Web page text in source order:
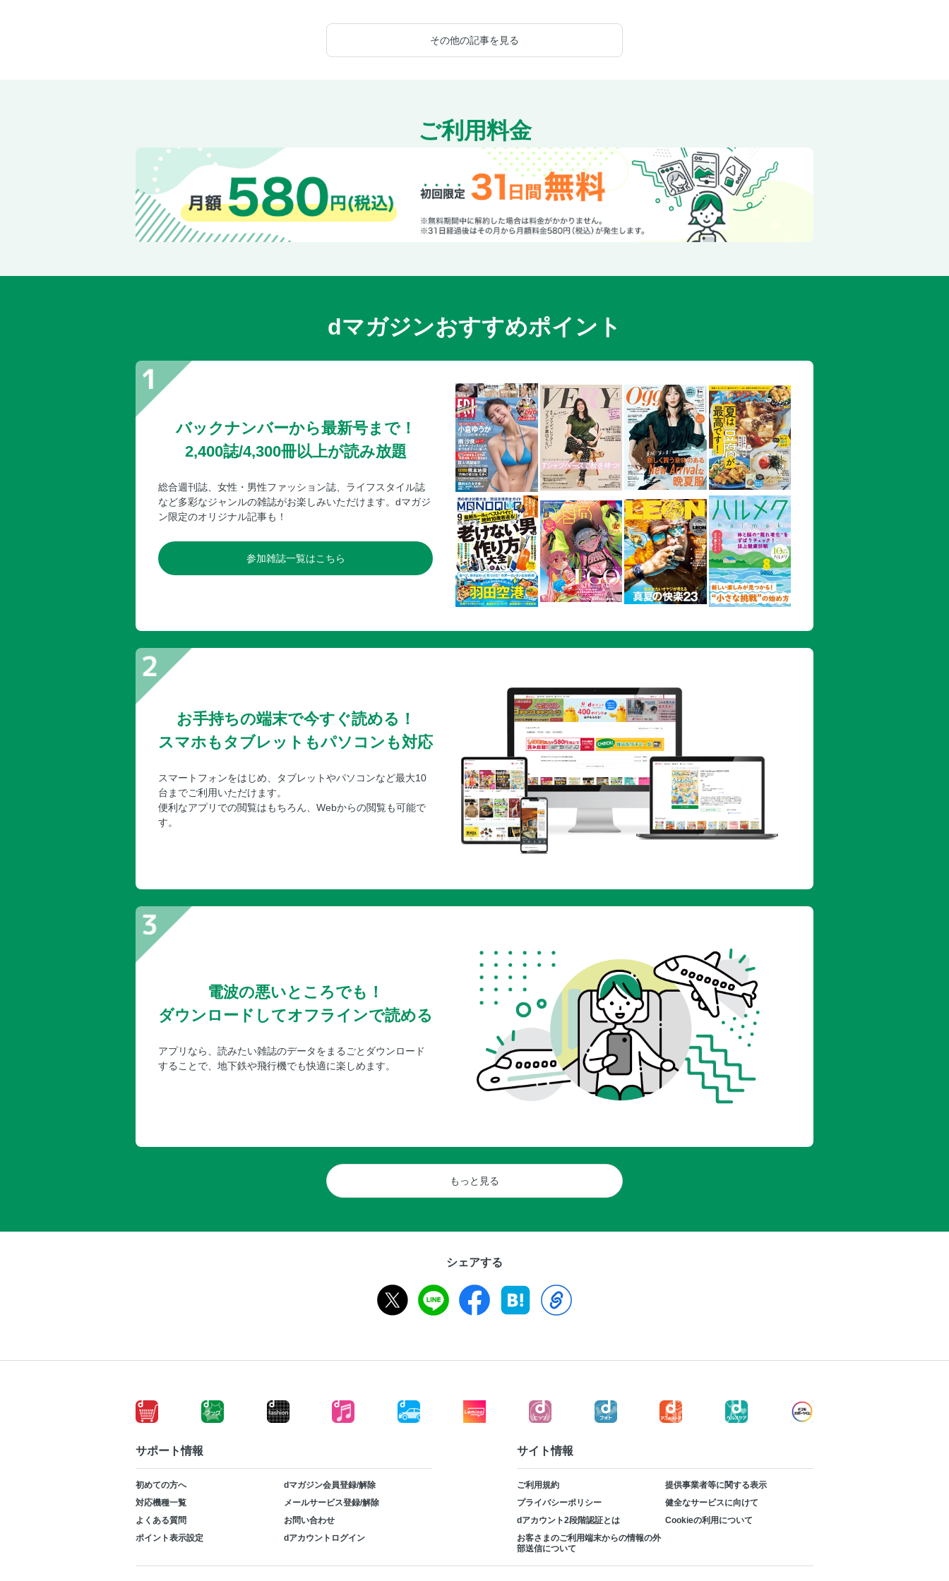
その他の記事を見る
ご利用料金
dマガジンおすすめポイント
バックナンバーから最新号まで！
2,400誌/4,300冊以上が読み放題
総合週刊誌、女性・男性ファッション誌、ライフスタイル誌
など多彩なジャンルの雑誌がお楽しみいただけます。dマガジ
ン限定のオリジナル記事も！
参加雑誌一覧はこちら
お手持ちの端末で今すぐ読める！
スマホもタブレットもパソコンも対応
スマートフォンをはじめ、タブレットやパソコンなど最大10
台までご利用いただけます。
便利なアプリでの閲覧はもちろん、Webからの閲覧も可能で
す。
電波の悪いところでも！
ダウンロードしてオフラインで読める
アプリなら、読みたい雑誌のデータをまるごとダウンロード
することで、地下鉄や飛行機でも快適に楽しめます。
もっと見る
シェアする
サポート情報
初めての方へ
dマガジン会員登録/解除
対応機種一覧
メールサービス登録/解除
よくある質問
お問い合わせ
ポイント表示設定
dアカウントログイン
サイト情報
ご利用規約
提供事業者等に関する表示
プライバシーポリシー
健全なサービスに向けて
dアカウント2段階認証とは
Cookieの利用について
お客さまのご利用端末からの情報の外
部送信について